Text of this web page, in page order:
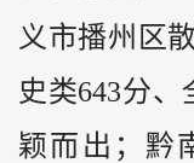
义市播州区
史类643分
颖而出；
黔